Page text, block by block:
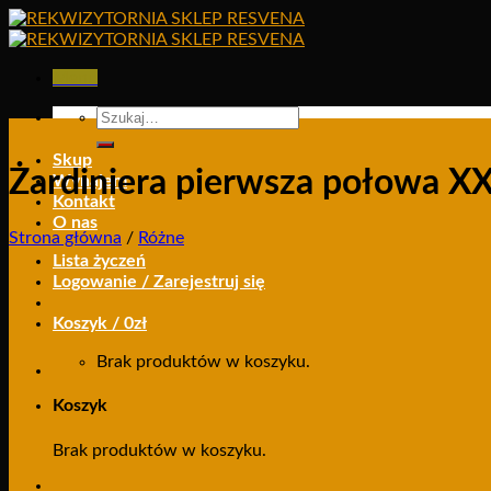
Skip
to
Szukaj:
Skup
Wynajem
Kontakt
O nas
Lista życzeń
Logowanie / Zarejestruj się
Koszyk / 0zł
Brak produktów w koszyku.
Koszyk
Brak produktów w koszyku.
Żardiniera pierwsza połowa
Strona główna / Różne